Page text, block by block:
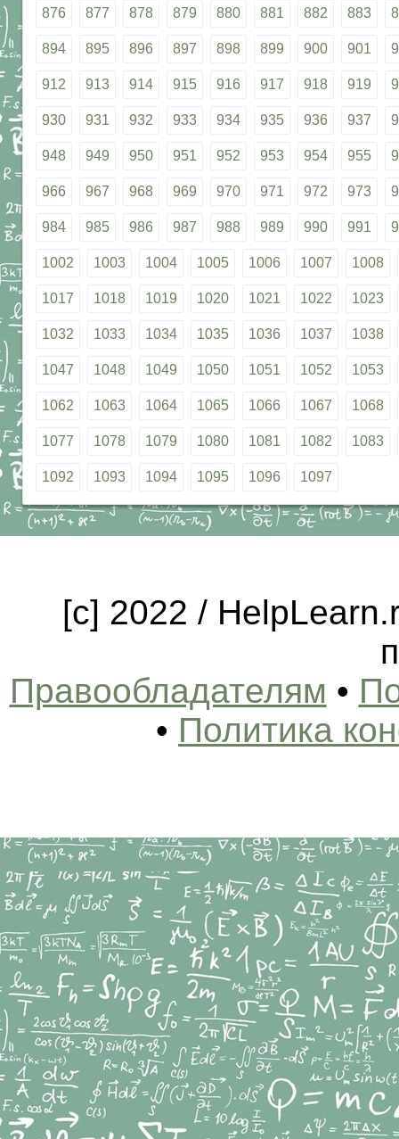
876 877 878 879 880 881 882 883
894 895 896 897 898 899 900 901
912 913 914 915 916 917 918 919
930 931 932 933 934 935 936 937
948 949 950 951 952 953 954 955
966 967 968 969 970 971 972 973
984 985 986 987 988 989 990 991
1002 1003 1004 1005 1006 1007 1008
1017 1018 1019 1020 1021 1022 1023
1032 1033 1034 1035 1036 1037 1038
1047 1048 1049 1050 1051 1052 1053
1062 1063 1064 1065 1066 1067 1068
1077 1078 1079 1080 1081 1082 1083
1092 1093 1094 1095 1096 1097
[c] 2022 /
Правообладателям •
• Политика